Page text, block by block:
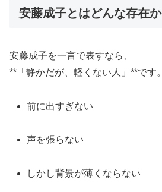
安藤成子とはどんな存在か
安藤成子を一言で表すなら、
**「静かだが、軽くない人」**です。
前に出すぎない
声を張らない
しかし背景が薄くならない